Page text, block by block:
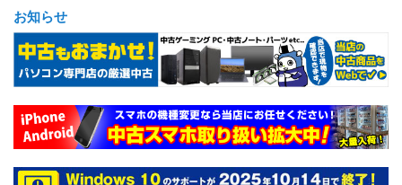
お知らせ